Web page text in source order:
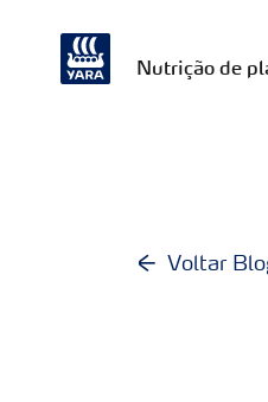
Nutrição de
Voltar